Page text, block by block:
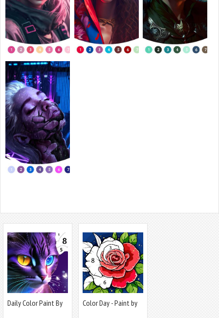
Daily Color Paint By
Color Day - Paint by